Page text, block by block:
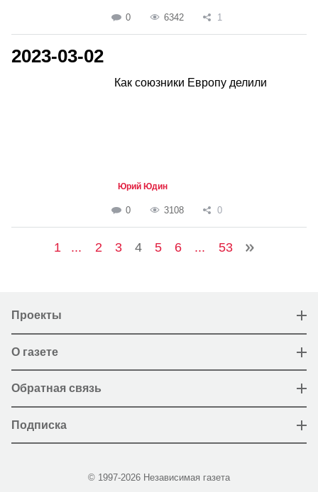
0 6342 1
2023-03-02
Как союзники Европу делили
Юрий Юдин
0 3108 0
1 ... 2 3 4 5 6 ... 53
Проекты
О газете
Обратная связь
Подписка
© 1997-2026 Независимая газета